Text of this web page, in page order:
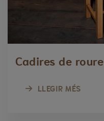
Cadires de roure
LLEGIR MÉS